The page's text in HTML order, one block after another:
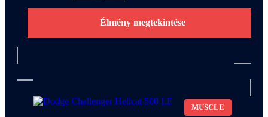
Élmény megtekintése
MUSCLE